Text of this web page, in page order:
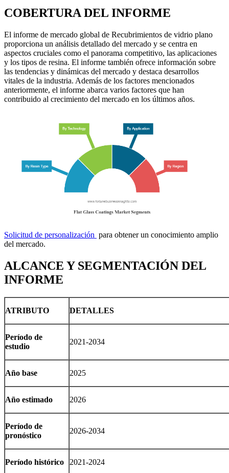
COBERTURA DEL INFORME
El informe de mercado global de Recubrimientos de vidrio plano
proporciona un análisis detallado del mercado y se centra en
aspectos cruciales como el panorama competitivo, las aplicaciones
y los tipos de resina. El informe también ofrece información sobre
las tendencias y dinámicas del mercado y destaca desarrollos
vitales de la industria. Además de los factores mencionados
anteriormente, el informe abarca varios factores que han
contribuido al crecimiento del mercado en los últimos años.
Solicitud de personalización para obtener un conocimiento amplio
del mercado.
ALCANCE Y SEGMENTACIÓN DEL
INFORME
ATRIBUTO DETALLES
Período de
estudio
2021-2034
Año base 2025
Año estimado 2026
Período de
pronóstico
2026-2034
Período histórico 2021-2024